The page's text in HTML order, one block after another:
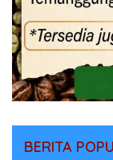
BERITA